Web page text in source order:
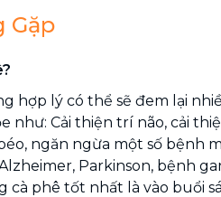
Gặp
hợp lý có thể sẽ đem lại
như: Cải thiện trí não, cải
ngăn ngừa một số bệnh
Parkinson, bệnh
cà phê tốt nhất là vào buổi